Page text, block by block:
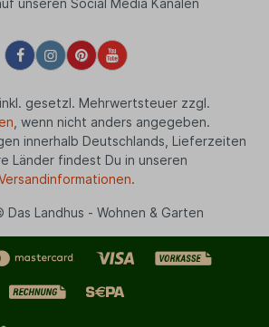
unseren Social Media Kanälen
gesetzl. Mehrwertsteuer zzgl.
, wenn nicht anders angegeben.
innerhalb Deutschlands, Lieferzeiten
Länder findest Du in unseren
.
Landhus - Wohnen & Garten